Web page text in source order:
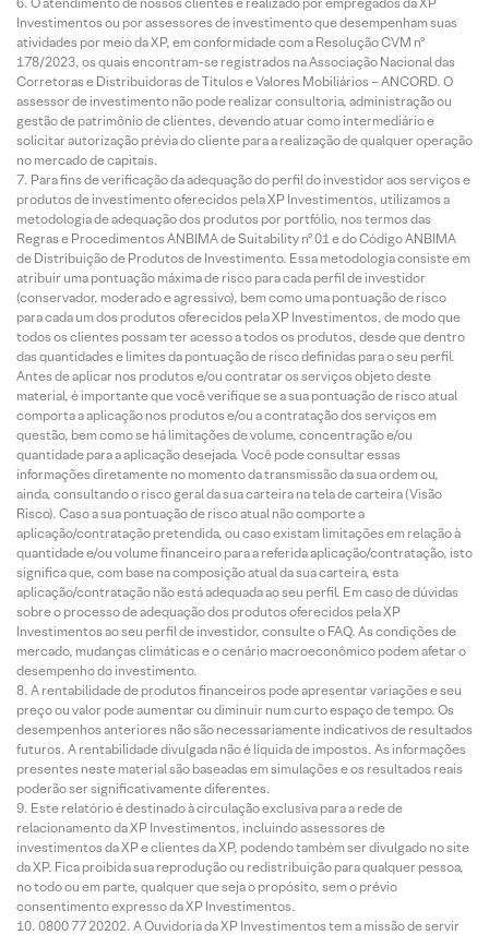
Investimentos ou por assessores de investimento que desempenham suas
atividades por meio da XP, em conformidade com a Resolução CVM nº
178/2023, os quais encontram-se registrados na Associação Nacional das
Corretoras e Distribuidoras de Títulos e Valores Mobiliários – ANCORD. O
assessor de investimento não pode realizar consultoria, administração ou
gestão de patrimônio de clientes, devendo atuar como intermediário e
solicitar autorização prévia do cliente para a realização de qualquer operação
no mercado de capitais.
Para fins de verificação da adequação do perfil do investidor aos serviços e
produtos de investimento oferecidos pela XP Investimentos, utilizamos a
metodologia de adequação dos produtos por portfólio, nos termos das
Regras e Procedimentos ANBIMA de Suitability nº 01 e do Código ANBIMA
de Distribuição de Produtos de Investimento. Essa metodologia consiste em
atribuir uma pontuação máxima de risco para cada perfil de investidor
(conservador, moderado e agressivo), bem como uma pontuação de risco
para cada um dos produtos oferecidos pela XP Investimentos, de modo que
todos os clientes possam ter acesso a todos os produtos, desde que dentro
das quantidades e limites da pontuação de risco definidas para o seu perfil.
Antes de aplicar nos produtos e/ou contratar os serviços objeto deste
material, é importante que você verifique se a sua pontuação de risco atual
comporta a aplicação nos produtos e/ou a contratação dos serviços em
questão, bem como se há limitações de volume, concentração e/ou
quantidade para a aplicação desejada. Você pode consultar essas
informações diretamente no momento da transmissão da sua ordem ou,
ainda, consultando o risco geral da sua carteira na tela de carteira (Visão
Risco). Caso a sua pontuação de risco atual não comporte a
aplicação/contratação pretendida, ou caso existam limitações em relação à
quantidade e/ou volume financeiro para a referida aplicação/contratação, isto
significa que, com base na composição atual da sua carteira, esta
aplicação/contratação não está adequada ao seu perfil. Em caso de dúvidas
sobre o processo de adequação dos produtos oferecidos pela XP
Investimentos ao seu perfil de investidor, consulte o FAQ. As condições de
mercado, mudanças climáticas e o cenário macroeconômico podem afetar o
desempenho do investimento.
A rentabilidade de produtos financeiros pode apresentar variações e seu
preço ou valor pode aumentar ou diminuir num curto espaço de tempo. Os
desempenhos anteriores não são necessariamente indicativos de resultados
futuros. A rentabilidade divulgada não é líquida de impostos. As informações
presentes neste material são baseadas em simulações e os resultados reais
poderão ser significativamente diferentes.
Este relatório é destinado à circulação exclusiva para a rede de
relacionamento da XP Investimentos, incluindo assessores de
investimentos da XP e clientes da XP, podendo também ser divulgado no site
da XP. Fica proibida sua reprodução ou redistribuição para qualquer pessoa,
no todo ou em parte, qualquer que seja o propósito, sem o prévio
consentimento expresso da XP Investimentos.
0800 77 20202. A Ouvidoria da XP Investimentos tem a missão de servir